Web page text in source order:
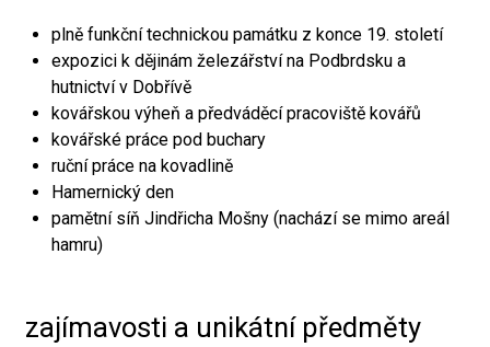
plně funkční technickou památku z konce 19. století
expozici k dějinám železářství na Podbrdsku a
hutnictví v Dobřívě
kovářskou výheň a předváděcí pracoviště kovářů
kovářské práce pod buchary
ruční práce na kovadlině
Hamernický den
pamětní síň Jindřicha Mošny (nachází se mimo areál
hamru)
zajímavosti a unikátní předměty